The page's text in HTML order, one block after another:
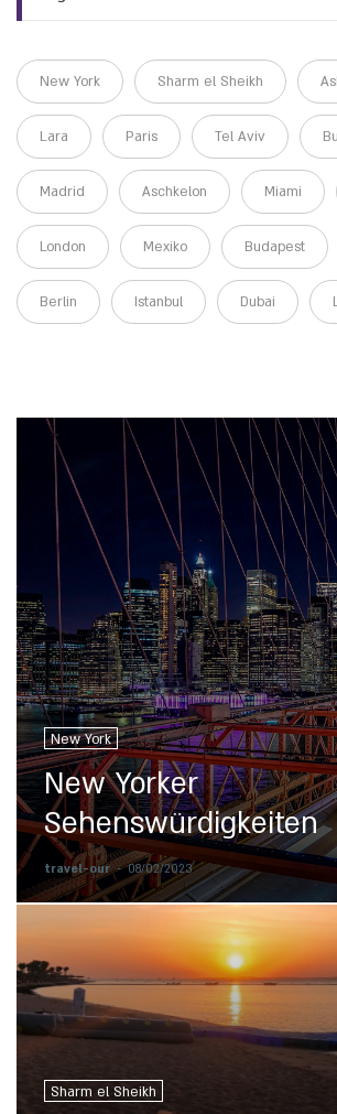
New York Sharm el Sheikh
Lara Paris Tel Aviv
Madrid Aschkelon Miami
London Mexiko Budapest
Berlin Istanbul Dubai
New York
New Yorker
Sehenswürdigkeiten
travel-our - 08/02/2023
Sharm el Sheikh